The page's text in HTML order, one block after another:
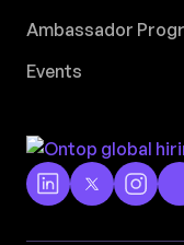
Ambassador
Events